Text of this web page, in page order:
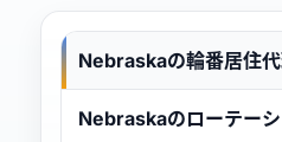
Nebraskaの輪番居住
Nebraskaのローテー